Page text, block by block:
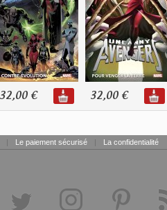
32,00 € 32,00 €
| Le paiement sécurisé | La confidentialité